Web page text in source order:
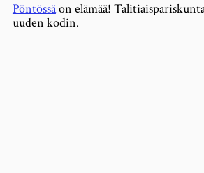
Pöntössäon elämää!
uuden kodin.